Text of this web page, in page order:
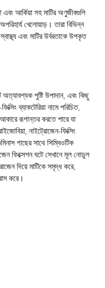
আর্কিয়া সহ মাটির অণুজীবগুলি
খেলোয়াড়। তারা বিভিন্ন
এবং মাটির উর্বরতাকে উপকৃত
পুষ্টি উপাদান, এবং কিছু
ব্যাকটেরিয়া নামে পরিচিত,
রূপান্তর করতে পারে যা
নাইট্রোজেন-ফিক্সিং
গাছের সাথে সিম্বিওটিক
ফিক্সেশন ঘটে সেখানে মূল নোডুল
দিয়ে মাটিকে সমৃদ্ধ করে,
করে।